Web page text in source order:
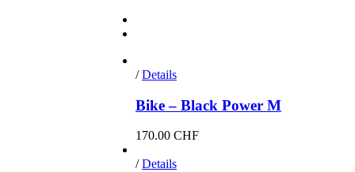
/ Details
Bike – Black Power M
170.00 CHF
/ Details